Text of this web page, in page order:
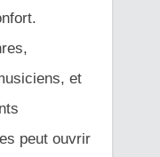
et
peut ouvrir